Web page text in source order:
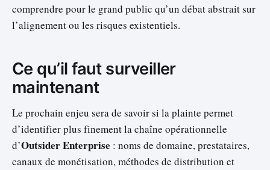
comprendre pour le grand public qu’un débat abstrait sur
l’alignement ou les risques existentiels.
Ce qu’il faut surveiller
maintenant
Le prochain enjeu sera de savoir si la plainte permet
d’identifier plus finement la chaîne opérationnelle
d’Outsider Enterprise : noms de domaine, prestataires,
canaux de monétisation, méthodes de distribution et